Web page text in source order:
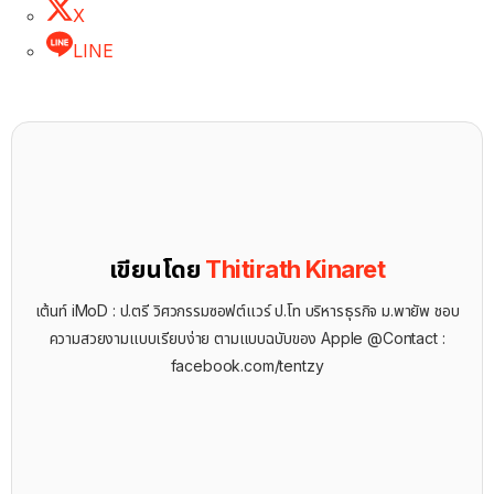
X
LINE
เขียนโดย Thitirath Kinaret
เต้นท์ iMoD : ป.ตรี วิศวกรรมซอฟต์แวร์ ป.โท บริหารธุรกิจ ม.พายัพ ชอบ
ความสวยงามแบบเรียบง่าย ตามแบบฉบับของ Apple @Contact :
facebook.com/tentzy